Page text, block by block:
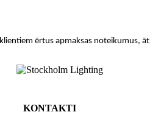
ērtus apmaksas noteikumus,
KONTAKTI